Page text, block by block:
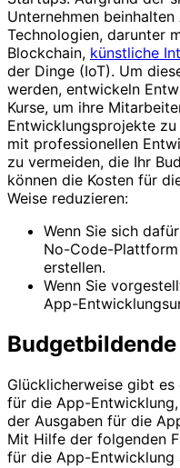
Unternehmen
Technologien, darunter
Blockchain, künstliche
der Dinge (IoT). Um
werden, entwickeln
Kurse, um ihre
Entwicklungsprojekte
mit professionellen
zu vermeiden, die Ihr
können die Kosten für
Weise reduzieren:
Wenn Sie sich
No-Code-
erstellen.
Wenn Sie
App-
Glücklicherweise gibt
für die App-
der Ausgaben für die
Mit Hilfe der folgenden
für die App-Entwicklung